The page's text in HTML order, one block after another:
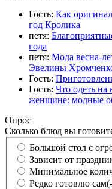
Гость: Как
год Кролика
петя:
года
петя: Мода весна-
Эвелины
Гость:
Гость: Что одеть на
женщине: модные
Опрос
Сколько блюд вы
Большой стол с
Зависит от
Минимальное
Редко готовлю